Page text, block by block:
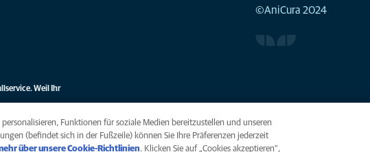
©AniCura 2024
Weil Ihr
Hinweis zu Cookies Barrierefreiheit Global Human Rights
Funktionen für soziale Medien bereitzustellen und unseren
(befindet sich in der Fußzeile) können Sie Ihre Präferenzen jederzeit
über unsere Cookie-Richtlinien(opens in a new tab)
. Klicken Sie auf „Cookies akzeptieren“,